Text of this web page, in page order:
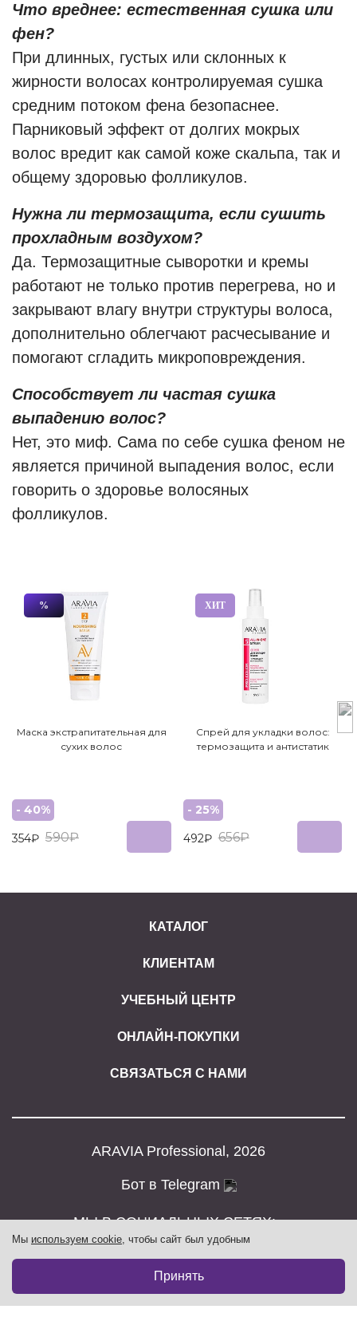
Что вреднее: естественная сушка или
фен?
При длинных, густых или склонных к
жирности волосах контролируемая сушка
средним потоком фена безопаснее.
Парниковый эффект от долгих мокрых
волос вредит как самой коже скальпа, так и
общему здоровью фолликулов.
Нужна ли термозащита, если сушить
прохладным воздухом?
Да. Термозащитные сыворотки и кремы
работают не только против перегрева, но и
закрывают влагу внутри структуры волоса,
дополнительно облегчают расчесывание и
помогают сгладить микроповреждения.
Способствует ли частая сушка
выпадению волос?
Нет, это миф. Сама по себе сушка феном не
является причиной выпадения волос, если
говорить о здоровье волосяных
фолликулов.
%
Маска экстрапитательная для
сухих волос
- 40%
354₽ 590₽
ХИТ
Спрей для укладки волос:
термозащита и антистатик
- 25%
492₽ 656₽
КАТАЛОГ
КЛИЕНТАМ
УЧЕБНЫЙ ЦЕНТР
ОНЛАЙН-ПОКУПКИ
СВЯЗАТЬСЯ С НАМИ
ARAVIA Professional, 2026
Бот в Telegram
МЫ В СОЦИАЛЬНЫХ СЕТЯХ:
Мы используем cookie, чтобы сайт был удобным
Принять